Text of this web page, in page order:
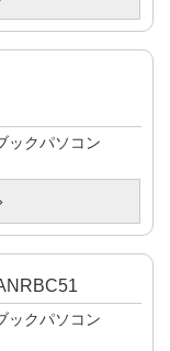
ックパソコン
ックパソコン